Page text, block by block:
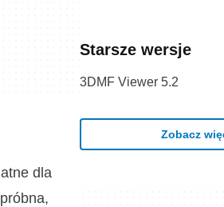
dla
Starsze wersje
3DMF Viewer 5.2
Zobacz